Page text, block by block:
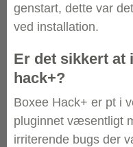
genstart, dette var
ved installation.
Er det sikkert at
hack+?
Boxee Hack+ er pt i
pluginnet væsentligt
irriterende bugs der